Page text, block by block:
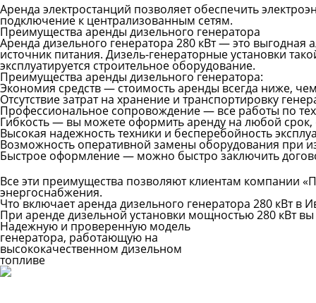
Аренда электростанций позволяет обеспечить
подключение к централизованным сетям.
Преимущества аренды дизельного генератора
Аренда дизельного генератора 280 кВт — это
источник питания. Дизель-генераторные установки
эксплуатируется строительное оборудование.
Преимущества аренды дизельного генератора:
Экономия средств — стоимость аренды всегда ниже,
Отсутствие затрат на хранение и транспортировку
Профессиональное сопровождение — все работы по
Гибкость — вы можете оформить аренду на любой срок,
Высокая надежность техники и бесперебойность
Возможность оперативной замены оборудования при
Быстрое оформление — можно быстро заключить
Все эти преимущества позволяют клиентам компании
энергоснабжения.
Что включает аренда дизельного генератора 280 кВт в
При аренде дизельной установки мощностью 280 кВт
Надежную и проверенную модель
генератора, работающую на
высококачественном дизельном
топливе